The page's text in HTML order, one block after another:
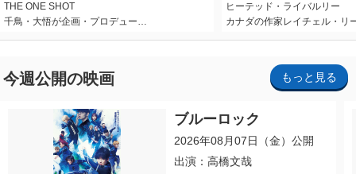
THE ONE SHOT
千鳥・大悟が企画・プロデュー…
ヒーテッド・ライバルリー
カナダの作家レイチェル・リ
今週公開の映画 もっと見る
ブルーロック
2026年08月07日（金）公開
出演：高橋文哉